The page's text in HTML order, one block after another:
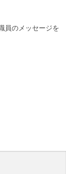
員のメッセージを